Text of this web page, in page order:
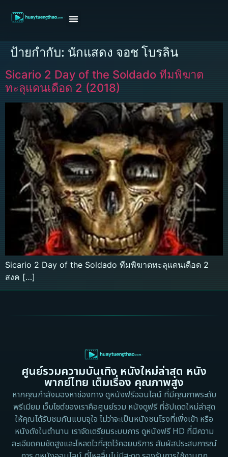
ป้ายกำกับ: นักแสดง จอช โบรลิน
Sicario 2 Day of the Soldado ทีมพิฆาต
ทะลุแดนเดือด 2 (2018)
Sicario 2 Day of the Soldado ทีมพิฆาตทะลุแดนเดือด 2
สงค […]
ศูนย์รวมความบันเทิง หนังใหม่ล่าสุด หนัง
พากย์ไทย เต็มเรื่อง คุณภาพสูง
หากคุณกำลังมองหาช่องทาง ดูหนังฟรีออนไลน์ ที่มีคุณภาพระดับ
พรีเมียม เว็บไซต์ของเราคือศูนย์รวม หนังดูฟรี ที่อัปเดตใหม่ล่าสุด
ให้คุณได้รับชมกันแบบจุใจ ไม่ว่าจะเป็นหนังชนโรงที่เพิ่งเข้า หรือ
หนังดังในตำนาน เราจัดเตรียมระบบการ ดูหนังฟรี HD ที่มีความ
ละเอียดคมชัดสูงและโหลดไวที่สุดไว้คอยบริการ สัมผัสประสบการณ์